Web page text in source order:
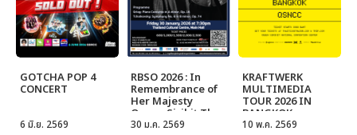
GOTCHA POP 4
CONCERT
6 มิ.ย. 2569
RBSO 2026 : In
Remembrance of
Her Majesty
Queen Sirikit The
Queen Mother
30 ม.ค. 2569
KRAFTWERK
MULTIMEDIA
TOUR 2026 IN
BANGKOK
10 พ.ค. 2569